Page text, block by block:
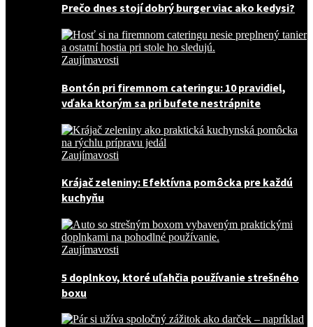
Prečo dnes stojí dobrý burger viac ako kedysi?
Zaujímavosti
Bontón pri firemnom cateringu: 10 pravidiel,
vďaka ktorým sa pri bufete nestrápnite
Zaujímavosti
Krájač zeleniny: Efektívna pomôcka pre každú
kuchyňu
Zaujímavosti
5 doplnkov, ktoré uľahčia používanie strešného
boxu